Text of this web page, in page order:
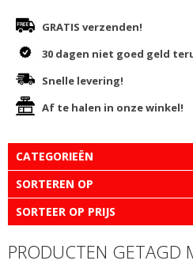
GRATIS verzenden!
30 dagen niet goed geld
Snelle levering!
Af te halen in onze winkel!
CATEGORIEËN
SORTEREN OP
SORTEER OP PRIJS
PRODUCTEN GETAGD